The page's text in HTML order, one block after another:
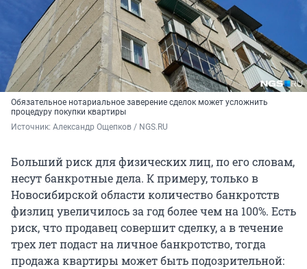
Обязательное нотариальное заверение сделок может усложнить
процедуру покупки квартиры
Источник: Александр Ощепков / NGS.RU
Больший риск для физических лиц, по его словам,
несут банкротные дела. К примеру, только в
Новосибирской области количество банкротств
физлиц увеличилось за год более чем на 100%. Есть
риск, что продавец совершит сделку, а в течение
трех лет подаст на личное банкротство, тогда
продажа квартиры может быть подозрительной: